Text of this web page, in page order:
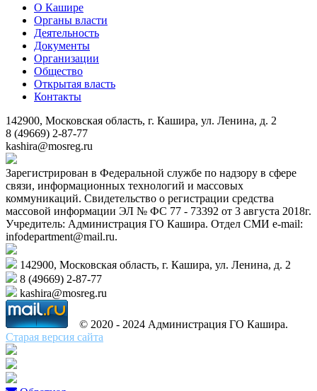
О Кашире
Органы власти
Деятельность
Документы
Организации
Общество
Открытая власть
Контакты
142900, Московская область, г. Кашира, ул. Ленина, д. 2
8 (49669) 2-87-77
kashira@mosreg.ru
Зарегистрирован в Федеральной службе по надзору в сфере
связи, информационных технологий и массовых
коммуникаций. Свидетельство о регистрации средства
массовой информации ЭЛ № ФС 77 - 73392 от 3 августа 2018г.
Учредитель: Администрация ГО Кашира. Отдел СМИ e-mail:
infodepartment@mail.ru.
142900, Московская область, г. Кашира, ул. Ленина, д. 2
8 (49669) 2-87-77
kashira@mosreg.ru
© 2020 - 2024 Администрация ГО Кашира.
Старая версия сайта